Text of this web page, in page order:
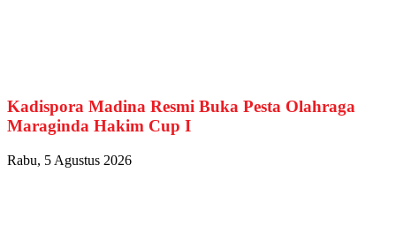
Kadispora Madina Resmi Buka Pesta Olahraga
Maraginda Hakim Cup I
Rabu, 5 Agustus 2026